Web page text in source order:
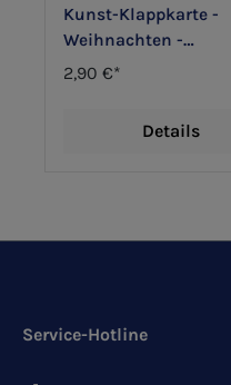
Kunst-Klappkarte -
Weihnachten -
Andächtiges Staunen
2,90 €*
Details
Service-Hotline